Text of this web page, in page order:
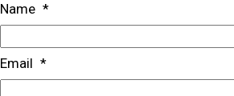
Name *
Email *